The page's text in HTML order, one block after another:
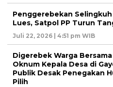
Penggerebekan Selingkuh
Lues, Satpol PP Turun
Juli 22, 2026 | 4:51 pm WIB
Digerebek Warga
Oknum Kepala Desa di
Publik Desak Penegakan
Pilih